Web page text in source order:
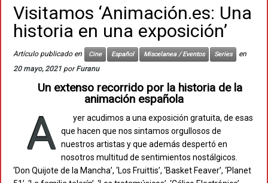
Visitamos ‘Animación.es: Una
historia en una exposición’
Artículo publicado en Cine Español Miscelanea / Eventos Series
en
20 mayo, 2021 porFuranu
Un extenso recorrido por la historia de la
animación española
A
yer acudimos a una exposición gratuita, de esas
que hacen que nos sintamos orgullosos de
nuestros artistas y que además despertó en
nosotros multitud de sentimientos nostálgicos.
‘Don Quijote de la Mancha’, ‘Los Fruittis’, ‘Basket Feaver’, ‘Planet